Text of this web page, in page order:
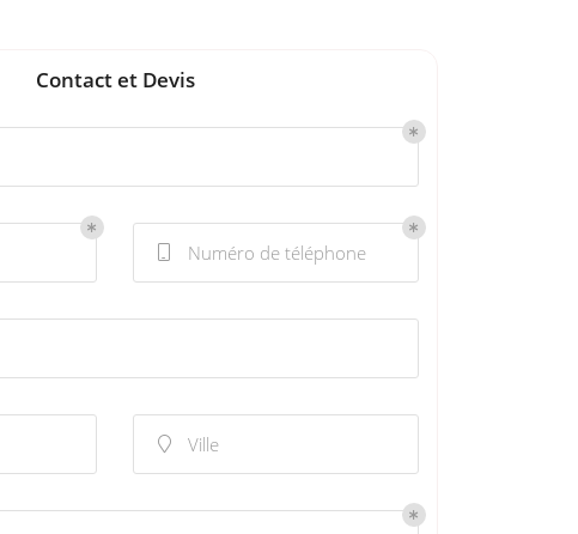
Contact et Devis
Numéro de téléphone
 Ville